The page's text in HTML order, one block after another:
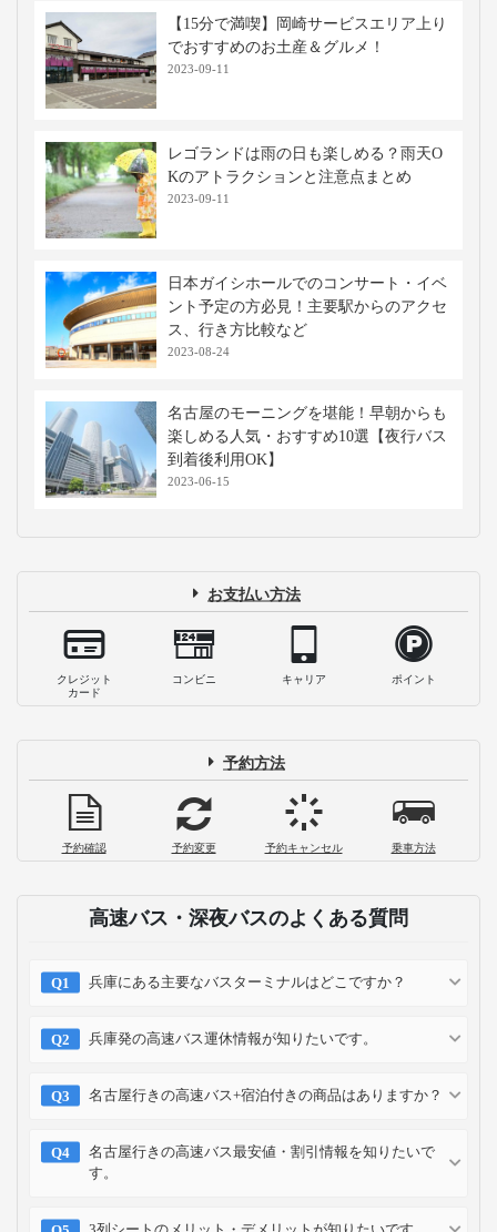
【15分で満喫】岡崎サービスエリア上り
でおすすめのお土産＆グルメ！
2023-09-11
レゴランドは雨の日も楽しめる？雨天O
Kのアトラクションと注意点まとめ
2023-09-11
日本ガイシホールでのコンサート・イベ
ント予定の方必見！主要駅からのアクセ
ス、行き方比較など
2023-08-24
名古屋のモーニングを堪能！早朝からも
楽しめる人気・おすすめ10選【夜行バス
到着後利用OK】
2023-06-15
お支払い方法
クレジット
カード
コンビニ キャリア ポイント
予約方法
予約確認 予約変更 予約キャンセル 乗車方法
高速バス・深夜バスのよくある質問
兵庫にある主要なバスターミナルはどこですか？
兵庫発の高速バス運休情報が知りたいです。
名古屋行きの高速バス+宿泊付きの商品はありますか？
名古屋行きの高速バス最安値・割引情報を知りたいで
す。